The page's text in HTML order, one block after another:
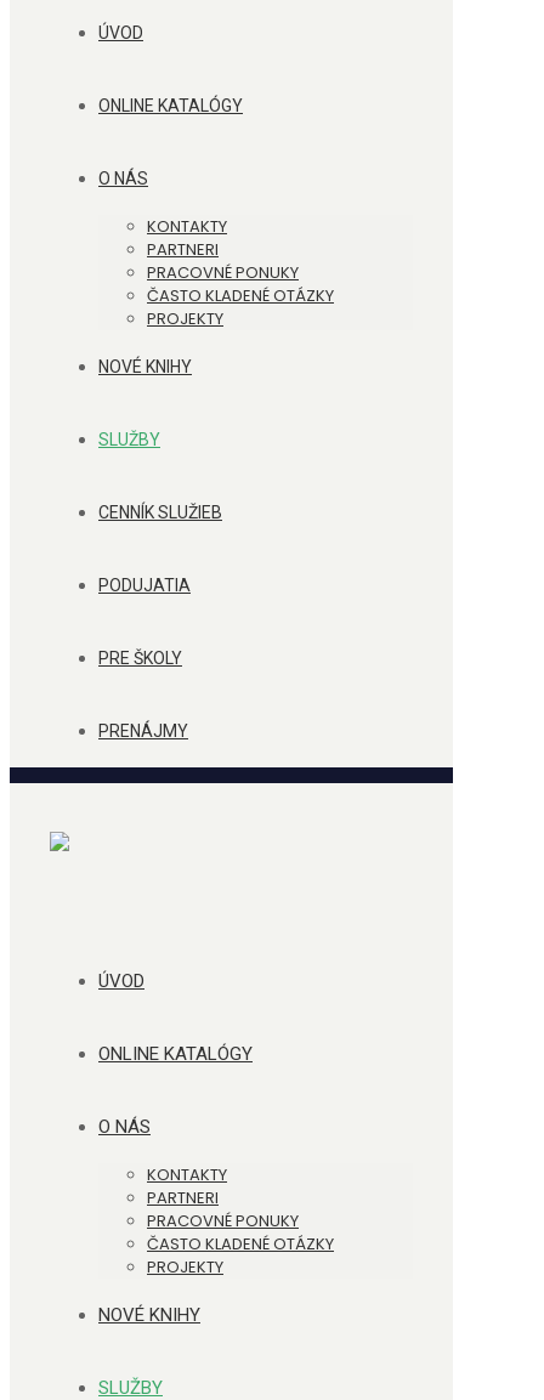
ÚVOD
ONLINE KATALÓGY
O NÁS
KONTAKTY
PARTNERI
PRACOVNÉ PONUKY
ČASTO KLADENÉ OTÁZKY
PROJEKTY
NOVÉ KNIHY
SLUŽBY
CENNÍK SLUŽIEB
PODUJATIA
PRE ŠKOLY
PRENÁJMY
ÚVOD
ONLINE KATALÓGY
O NÁS
KONTAKTY
PARTNERI
PRACOVNÉ PONUKY
ČASTO KLADENÉ OTÁZKY
PROJEKTY
NOVÉ KNIHY
SLUŽBY